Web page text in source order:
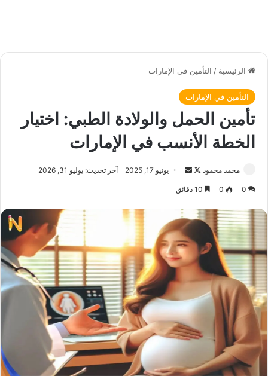
الرئيسية / التأمين في الإمارات
التأمين في الإمارات
تأمين الحمل والولادة الطبي: اختيار
الخطة الأنسب في الإمارات
محمد محمود
ت
ع
ل
ر
ل
ب
ر
ي
ا
إ
ل
ك
ت
و
يونيو 17, 2025 آخر تحديث: يوليو 31, 2026
0
0